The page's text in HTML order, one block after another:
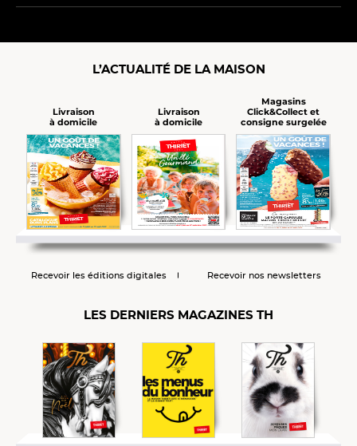
L’ACTUALITÉ DE LA MAISON
Livraison
à domicile
Livraison
à domicile
Magasins
Click&Collect et
consigne surgelée
Recevoir les éditions digitales Recevoir nos newsletters
LES DERNIERS MAGAZINES TH